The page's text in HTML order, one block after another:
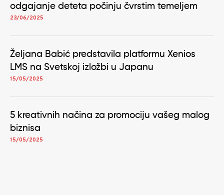
odgajanje deteta počinju čvrstim temeljem
23/06/2025
Željana Babić predstavila platformu Xenios
LMS na Svetskoj izložbi u Japanu
15/05/2025
5 kreativnih načina za promociju vašeg malog
biznisa
15/05/2025